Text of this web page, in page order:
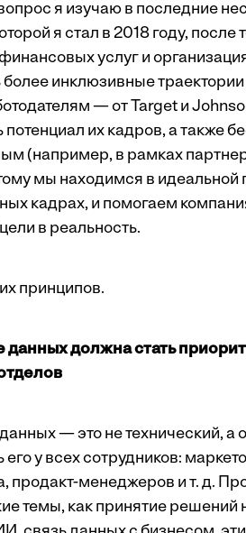
я изучаю в последние
я стал в 2018 году,
услуг и
инклюзивные
— от Target и
их кадров, а также
(например, в рамках
мы находимся в идеальной
кадрах, и помогаем
в реальность.
принципов.
данных должна стать
— это не технический,
его у всех сотрудников:
продакт-менеджеров и т. д.
темы, как принятие решений